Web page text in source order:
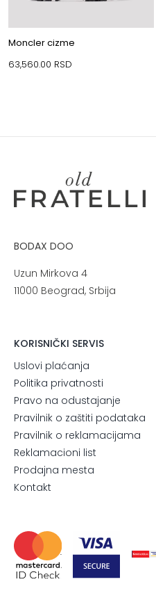
Moncler cizme
63,560.00 RSD
BODAX DOO
Uzun Mirkova 4
11000 Beograd, Srbija
KORISNIČKI SERVIS
Uslovi plaćanja
Politika privatnosti
Pravo na odustajanje
Pravilnik o zaštiti podataka
Pravilnik o reklamacijama
Reklamacioni list
Prodajna mesta
Kontakt